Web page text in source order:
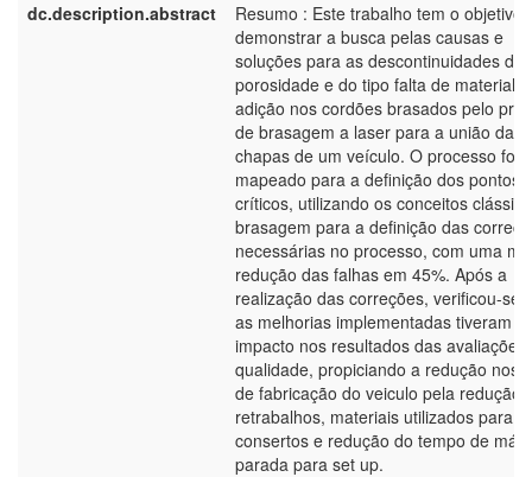
dc.description.abstract
Resumo : Este trabalho tem o objetivo
demonstrar a busca pelas causas e
soluções para as descontinuidades do
porosidade e do tipo falta de material
adição nos cordões brasados pelo
de brasagem a laser para a união das
chapas de um veículo. O processo foi
mapeado para a definição dos pontos
críticos, utilizando os conceitos
brasagem para a definição das
necessárias no processo, com uma
redução das falhas em 45%. Após a
realização das correções, verificou-se
as melhorias implementadas tiveram
impacto nos resultados das avaliações
qualidade, propiciando a redução nos
de fabricação do veiculo pela redução
retrabalhos, materiais utilizados para
consertos e redução do tempo de
parada para set up.